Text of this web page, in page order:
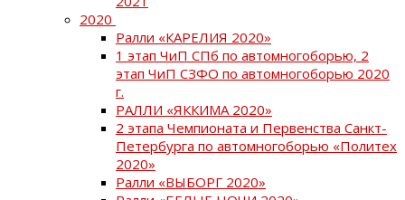
2020
Ралли «КАРЕЛИЯ 2020»
1 этап ЧиП СПб по автомногоборью, 2
этап ЧиП СЗФО по автомногоборью 2020
г.
РАЛЛИ «ЯККИМА 2020»
2 этапа Чемпионата и Первенства Санкт-
Петербурга по автомногоборью «Политех
2020»
Ралли «ВЫБОРГ 2020»